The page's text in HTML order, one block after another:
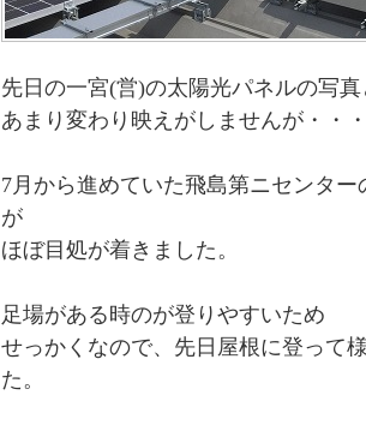
先日の一宮(営)の太陽光パネルの写真
あまり変わり映えがしませんが・・
7月から進めていた飛島第ニセンタ
が
ほぼ目処が着きました。
足場がある時のが登りやすいため
せっかくなので、先日屋根に登って
た。